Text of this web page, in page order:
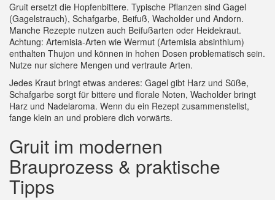
Gruit ersetzt die Hopfenbittere. Typische Pflanzen sind Gagel
(Gagelstrauch), Schafgarbe, Beifuß, Wacholder und Andorn.
Manche Rezepte nutzen auch Beifußarten oder Heidekraut.
Achtung: Artemisia‑Arten wie Wermut (Artemisia absinthium)
enthalten Thujon und können in hohen Dosen problematisch sein.
Nutze nur sichere Mengen und vertraute Arten.
Jedes Kraut bringt etwas anderes: Gagel gibt Harz und Süße,
Schafgarbe sorgt für bittere und florale Noten, Wacholder bringt
Harz und Nadelaroma. Wenn du ein Rezept zusammenstellst,
fange klein an und probiere dich vorwärts.
Gruit im modernen
Brauprozess & praktische
Tipps